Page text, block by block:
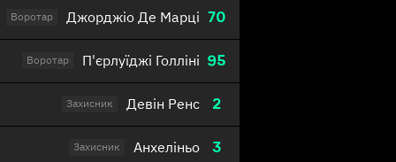
70
Джорджіо Де Марці
Воротар
95
П'єрлуїджі Голліні
Воротар
2
Девін Ренс
Захисник
3
Анхеліньо
Захисник